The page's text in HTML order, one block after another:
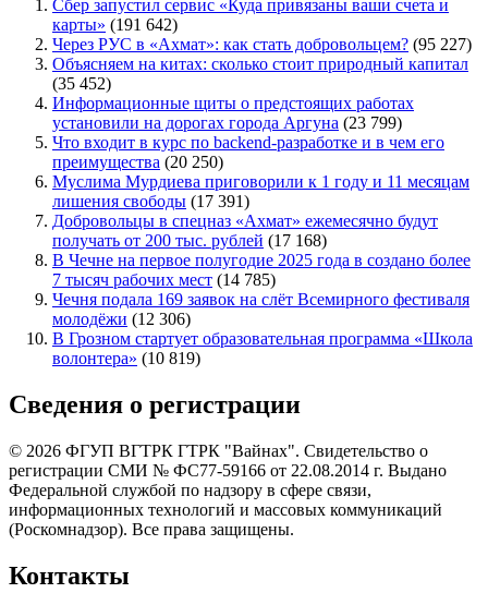
Сбер запустил сервис «Куда привязаны ваши счета и
карты» (191 642)
Через РУС в «Ахмат»: как стать добровольцем? (95 227)
Объясняем на китах: сколько стоит природный капитал
(35 452)
Информационные щиты о предстоящих работах
установили на дорогах города Аргуна (23 799)
Что входит в курс по backend-разработке и в чем его
преимущества (20 250)
Муслима Мурдиева приговорили к 1 году и 11 месяцам
лишения свободы (17 391)
Добровольцы в спецназ «Ахмат» ежемесячно будут
получать от 200 тыс. рублей (17 168)
В Чечне на первое полугодие 2025 года в создано более
7 тысяч рабочих мест (14 785)
Чечня подала 169 заявок на слёт Всемирного фестиваля
молодёжи (12 306)
В Грозном стартует образовательная программа «Школа
волонтера» (10 819)
Сведения о регистрации
© 2026 ФГУП ВГТРК ГТРК "Вайнах". Свидетельство о
регистрации СМИ № ФС77-59166 от 22.08.2014 г. Выдано
Федеральной службой по надзору в сфере связи,
информационных технологий и массовых коммуникаций
(Роскомнадзор). Все права защищены.
Контакты